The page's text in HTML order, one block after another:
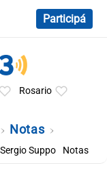
Participá
Rosario
Notas
Suppo Notas